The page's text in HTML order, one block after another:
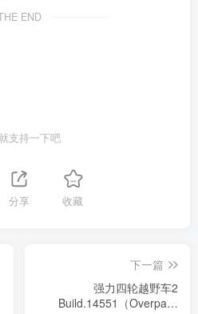
END
支持一下吧
分享 收藏
下一篇
强力四轮越野车2
Build.14551（Overpass